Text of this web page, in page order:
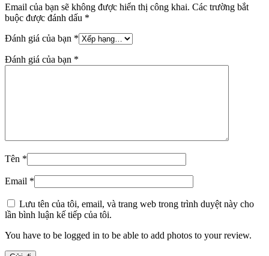
Email của bạn sẽ không được hiển thị công khai. Các trường bắt
buộc được đánh dấu *
Đánh giá của bạn *
Đánh giá của bạn *
Tên *
Email *
Lưu tên của tôi, email, và trang web trong trình duyệt này cho
lần bình luận kế tiếp của tôi.
You have to be logged in to be able to add photos to your review.